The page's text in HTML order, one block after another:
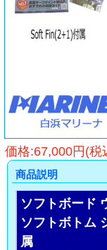
価格:67,000円(税
商品説明
ソフトボード
ソフトボトム
属